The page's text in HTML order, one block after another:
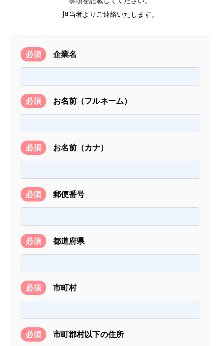
担当者よりご連絡いたします。
必須 企業名
必須 お名前（フルネーム）
必須 お名前（カナ）
必須 郵便番号
必須 都道府県
必須 市町村
必須 市町郡村以下の住所